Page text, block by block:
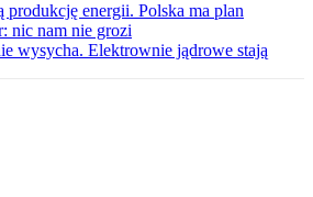
produkcję energii. Polska ma plan
nic nam nie grozi
wysycha. Elektrownie jądrowe stają